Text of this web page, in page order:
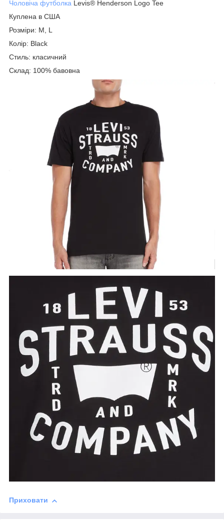
Чоловіча футболка Levis® Henderson Logo Tee
Куплена в США
Розміри: M, L
Колір: Black
Стиль: класичний
Склад: 100% бавовна
Приховати